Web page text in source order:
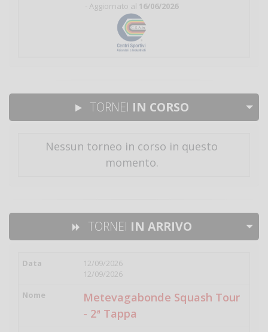
- Aggiornato al 16/06/2026
TORNEI IN CORSO
Nessun torneo in corso in questo
momento.
TORNEI IN ARRIVO
12/09/2026
12/09/2026
Metevagabonde Squash Tour
- 2ª Tappa